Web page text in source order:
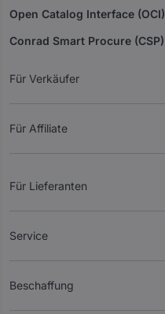
Open Catalog Interface (OCI)
Conrad Smart Procure (CSP)
Für Verkäufer
Für Affiliate
Für Lieferanten
Service
Beschaffung